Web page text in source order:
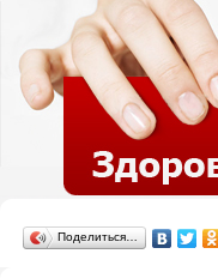
Поделиться…